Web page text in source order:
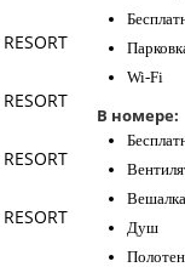
Wi-Fi
В номере:
Душ